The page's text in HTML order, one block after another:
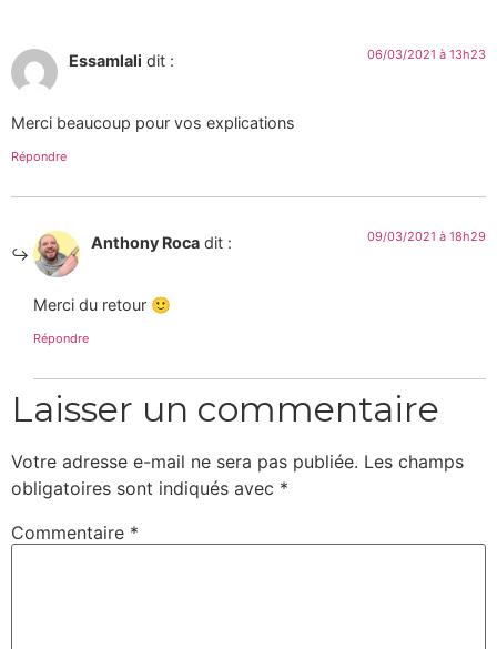
Essamlali dit : 06/03/2021 à 13h23
Merci beaucoup pour vos explications
Répondre
Anthony Roca dit : 09/03/2021 à 18h29
Merci du retour 🙂
Répondre
Laisser un commentaire
Votre adresse e-mail ne sera pas publiée. Les champs
obligatoires sont indiqués avec *
Commentaire *